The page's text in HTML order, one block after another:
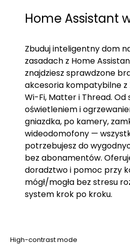
Home Assistant
Zbuduj inteligentny dom
zasadach z Home
znajdziesz sprawdzone
akcesoria kompatybilne z
Wi-Fi, Matter i Thread.
oświetleniem i
gniazdka, po kamery,
wideodomofony —
potrzebujesz do
bez abonamentów.
doradztwo i pomoc przy
mógł/mogła bez stresu
system krok po kroku.
High-contrast mode